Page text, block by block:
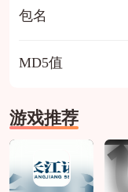
包名
MD5值
游戏推荐